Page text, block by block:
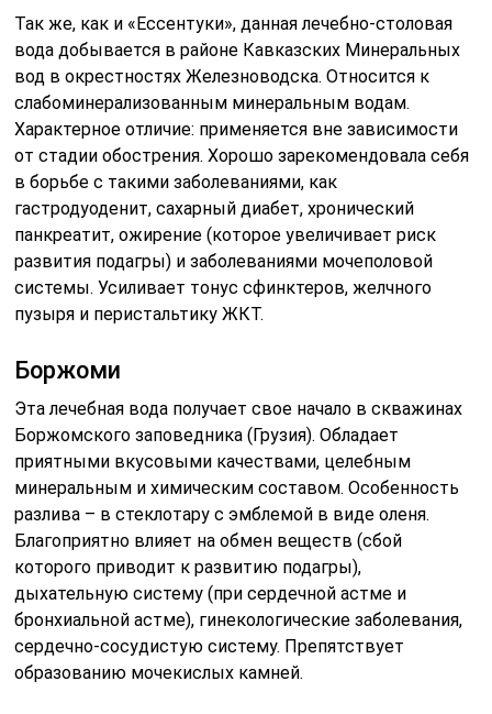
Так же, как и «Ессентуки», данная лечебно-столовая
вода добывается в районе Кавказских Минеральных
вод в окрестностях Железноводска. Относится к
слабоминерализованным минеральным водам.
Характерное отличие: применяется вне зависимости
от стадии обострения. Хорошо зарекомендовала себя
в борьбе с такими заболеваниями, как
гастродуоденит, сахарный диабет, хронический
панкреатит, ожирение (которое увеличивает риск
развития подагры) и заболеваниями мочеполовой
системы. Усиливает тонус сфинктеров, желчного
пузыря и перистальтику ЖКТ.
Боржоми
Эта лечебная вода получает свое начало в скважинах
Боржомского заповедника (Грузия). Обладает
приятными вкусовыми качествами, целебным
минеральным и химическим составом. Особенность
разлива – в стеклотару с эмблемой в виде оленя.
Благоприятно влияет на обмен веществ (сбой
которого приводит к развитию подагры),
дыхательную систему (при сердечной астме и
бронхиальной астме), гинекологические заболевания,
сердечно-сосудистую систему. Препятствует
образованию мочекислых камней.